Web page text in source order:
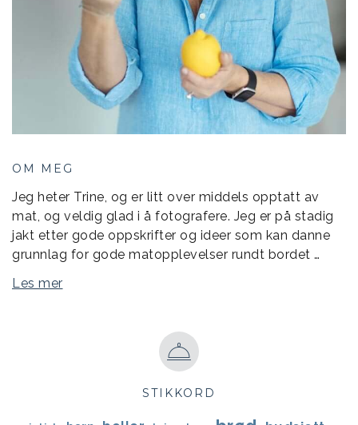
OM MEG
Jeg heter Trine, og er litt over middels opptatt av
mat, og veldig glad i å fotografere. Jeg er på stadig
jakt etter gode oppskrifter og ideer som kan danne
grunnlag for gode matopplevelser rundt bordet …
Les mer
STIKKORD